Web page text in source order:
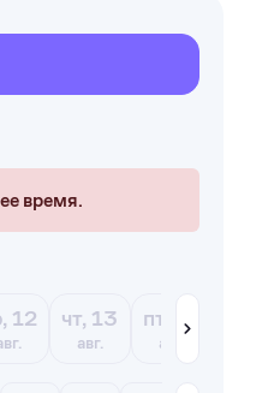
время.
12 чт, 13
авг.
пт, 14
авг.